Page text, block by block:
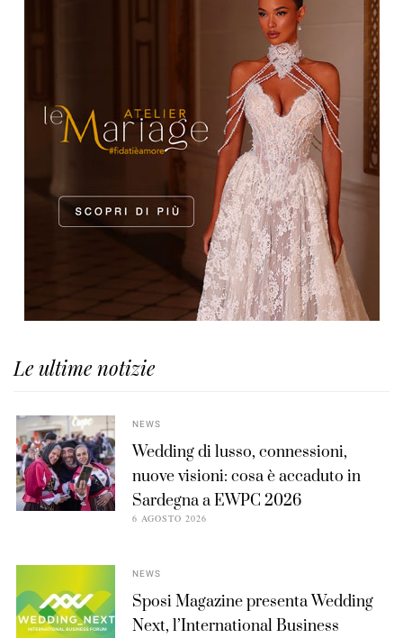
Le ultime notizie
NEWS
Wedding di lusso, connessioni,
nuove visioni: cosa è accaduto in
Sardegna a EWPC 2026
6 AGOSTO 2026
NEWS
Sposi Magazine presenta Wedding
Next, l’International Business